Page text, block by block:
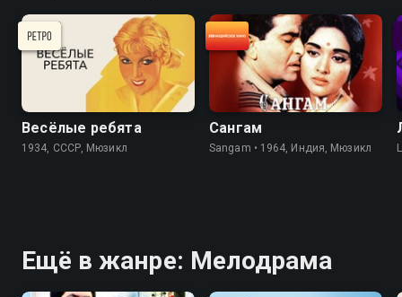
Весёлые ребята
1934, СССР, Мюзикл
Сангам
Sangam • 1964, Индия, Мюзикл
Ещё в жанре: Мелодрама